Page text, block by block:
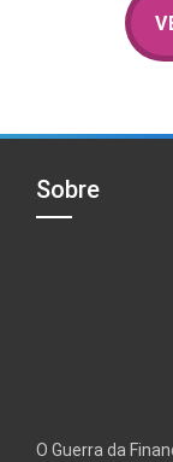
Sobre
O Guerra da